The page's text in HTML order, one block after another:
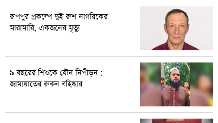
রূপপুর প্রকল্পে দুই রুশ নাগরিকের
মারামারি, একজনের মৃত্যু
৯ বছরের শিশুকে যৌন নিপীড়ন :
জামায়াতের রুকন বহিষ্কার